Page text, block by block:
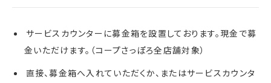
サービスカウンターに募金箱を設置しております。現金で募
金いただけます。（コープさっぽろ全店舗対象）
直接、募金箱へ入れていただくか、またはサービスカウンタ